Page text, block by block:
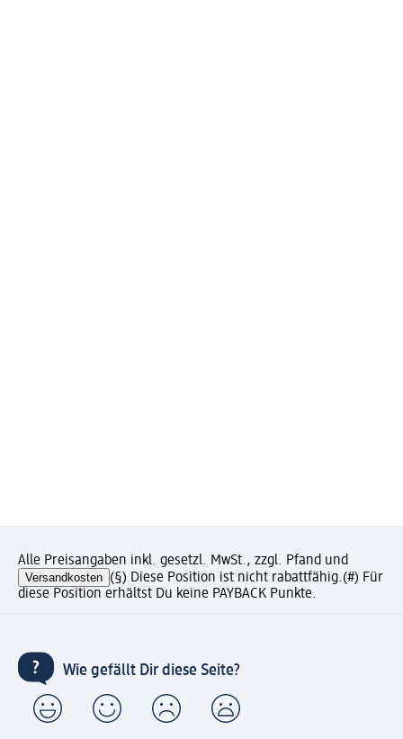
Alle Preisangaben inkl. gesetzl. MwSt., zzgl. Pfand und
Versandkosten (§) Diese Position ist nicht rabattfähig.(#) Für
diese Position erhältst Du keine PAYBACK Punkte.
Wie gefällt Dir diese Seite?